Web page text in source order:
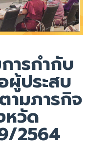
ารกำกับ
ผู้ประสบ
มภารกิจ
หวัด
2564